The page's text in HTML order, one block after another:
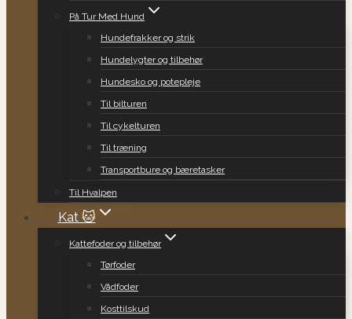
På Tur Med Hund
Hundefrakker og strik
Hundelygter og tilbehør
Hundesko og potepleje
Til bilturen
Til cykelturen
Til træning
Transportbure og bæretasker
Til Hvalpen
Kat 🐱
Kattefoder og tilbehør
Tørfoder
Vådfoder
Kosttilskud